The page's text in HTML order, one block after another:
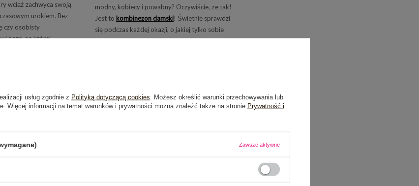
wciąż zachwyca swoją
urokiem. Bez
czy osobisty
bazę, na której
światem
które doskonale
a zarazem
modny, kobiecy i powabny? Oczywiście, że tak!
Jest to kombinezon damski! Świetnie sprawdzi
się podczas każdej okazji, o jakiej tylko sobie
zamarzysz! Przeczytaj nasz dzisiejszy wpis i
Czytaj więcej
usług zgodnie z Polityką dotyczącą cookies . Możesz określić warunki przechowywania lub
Więcej informacji na temat warunków i prywatności można znaleźć także na stronie Prywatność i
Zawsze aktywne